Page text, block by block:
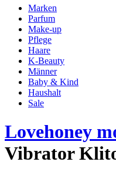
Marken
Parfum
Make-up
Pflege
Haare
K-Beauty
Männer
Baby & Kind
Haushalt
Sale
Lovehoney
Vibrator